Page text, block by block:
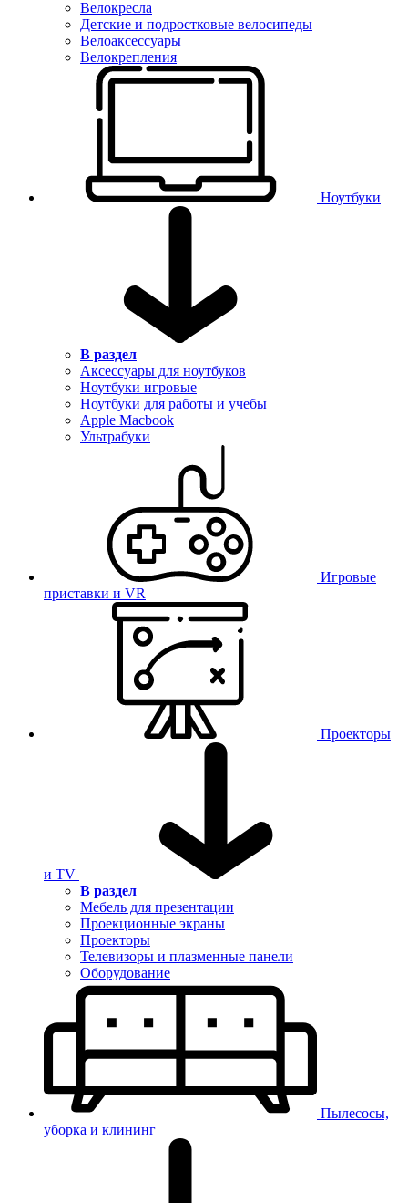
Велокресла
Детские и подростковые велосипеды
Велоаксессуары
Велокрепления
Ноутбуки
В раздел
Аксессуары для ноутбуков
Ноутбуки игровые
Ноутбуки для работы и учебы
Apple Macbook
Ультрабуки
Игровые
приставки и VR
Проекторы
и TV
В раздел
Мебель для презентации
Проекционные экраны
Проекторы
Телевизоры и плазменные панели
Оборудование
Пылесосы,
уборка и клининг